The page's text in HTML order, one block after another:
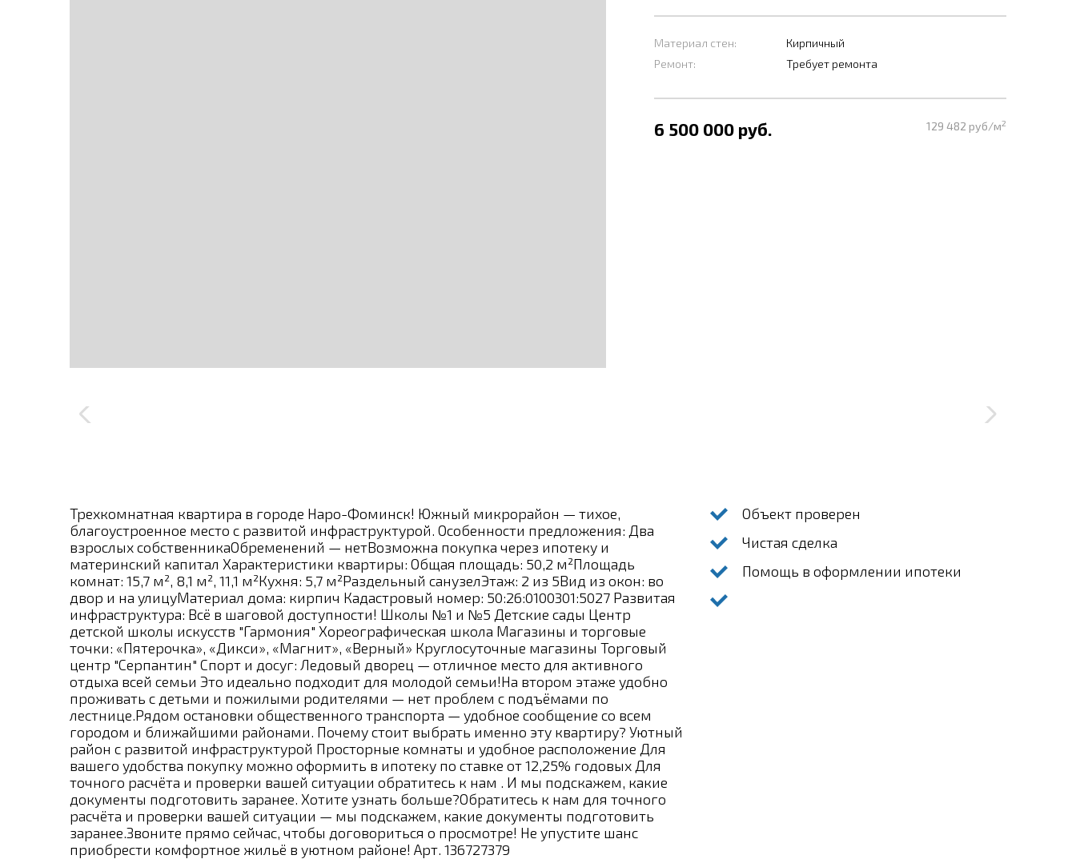
Материал стен:
Кирпичный
Ремонт:
Требует ремонта
6 500 000 руб. 129 482 руб/м2
Трехкомнатная квартира в городе Наро-Фоминск! Южный микрорайон — тихое,
благоустроенное место с развитой инфраструктурой. Особенности предложения: Два
взрослых собственникаОбременений — нетВозможна покупка через ипотеку и
материнский капитал Характеристики квартиры: Общая площадь: 50,2 м²Площадь
комнат: 15,7 м², 8,1 м², 11,1 м²Кухня: 5,7 м²Раздельный санузелЭтаж: 2 из 5Вид из окон: во
двор и на улицуМатериал дома: кирпич Кадастровый номер: 50:26:0100301:5027 Развитая
инфраструктура: Всё в шаговой доступности! Школы №1 и №5 Детские сады Центр
детской школы искусств "Гармония" Хореографическая школа Магазины и торговые
точки: «Пятерочка», «Дикси», «Магнит», «Верный» Круглосуточные магазины Торговый
центр "Серпантин" Спорт и досуг: Ледовый дворец — отличное место для активного
отдыха всей семьи Это идеально подходит для молодой семьи!На втором этаже удобно
проживать с детьми и пожилыми родителями — нет проблем с подъёмами по
лестнице.Рядом остановки общественного транспорта — удобное сообщение со всем
городом и ближайшими районами. Почему стоит выбрать именно эту квартиру? Уютный
район с развитой инфраструктурой Просторные комнаты и удобное расположение Для
вашего удобства покупку можно оформить в ипотеку по ставке от 12,25% годовых Для
точного расчёта и проверки вашей ситуации обратитесь к нам . И мы подскажем, какие
документы подготовить заранее. Хотите узнать больше?Обратитесь к нам для точного
расчёта и проверки вашей ситуации — мы подскажем, какие документы подготовить
заранее.Звоните прямо сейчас, чтобы договориться о просмотре! Не упустите шанс
приобрести комфортное жильё в уютном районе! Арт. 136727379
Объект проверен
Чистая сделка
Помощь в оформлении ипотеки